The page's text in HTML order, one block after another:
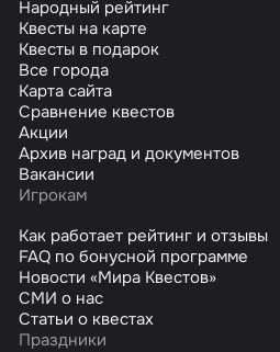
Народный рейтинг
Квесты на карте
Квесты в подарок
Все города
Карта сайта
Сравнение квестов
Акции
Архив наград и документов
Вакансии
Игрокам
Как работает рейтинг и отзывы
FAQ по бонусной программе
Новости «Мира Квестов»
СМИ о нас
Статьи о квестах
Праздники